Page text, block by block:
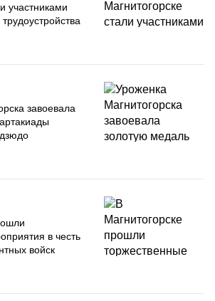
участниками
завоевала
в честь
войск